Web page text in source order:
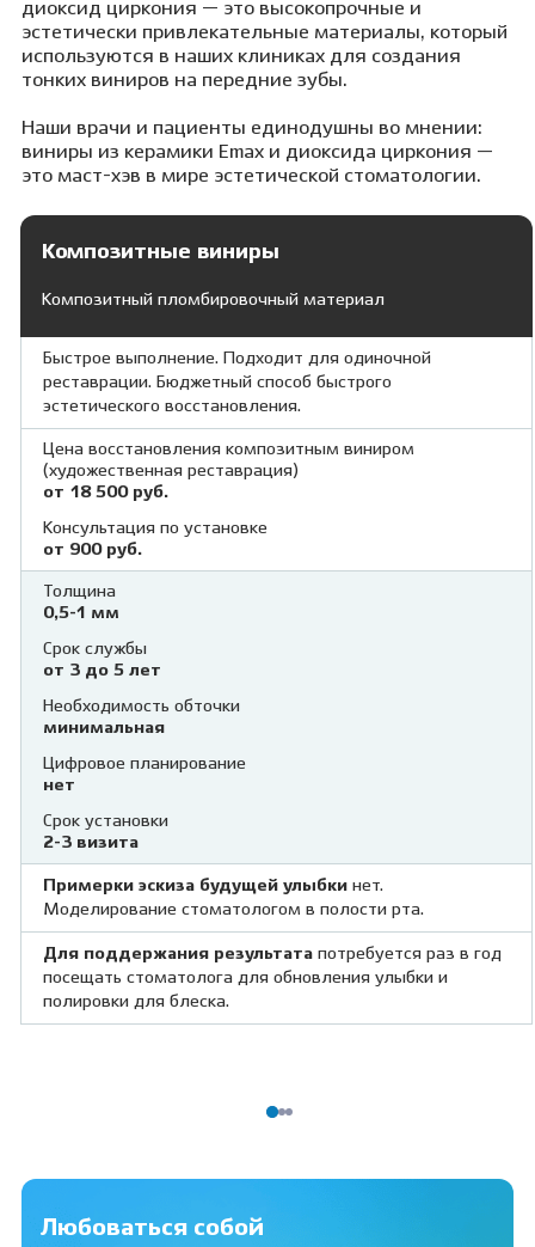
диоксид циркония — это высокопрочные и
эстетически привлекательные материалы, который
используются в наших клиниках для создания
тонких виниров на передние зубы.
Наши врачи и пациенты единодушны во мнении:
виниры из керамики Emax и диоксида циркония —
это маст-хэв в мире эстетической стоматологии.
Композитные виниры
Композитный пломбировочный материал
Быстрое выполнение. Подходит для одиночной
реставрации. Бюджетный способ быстрого
эстетического восстановления.
Цена восстановления композитным виниром
(художественная реставрация)
от 18 500 руб.
Консультация по установке
от 900 руб.
Толщина
0,5-1 мм
Срок службы
от 3 до 5 лет
Необходимость обточки
минимальная
Цифровое планирование
нет
Срок установки
2-3 визита
Примерки эскиза будущей улыбки нет.
Моделирование стоматологом в полости рта.
Для поддержания результата потребуется раз в год
посещать стоматолога для обновления улыбки и
полировки для блеска.
Любоваться собой